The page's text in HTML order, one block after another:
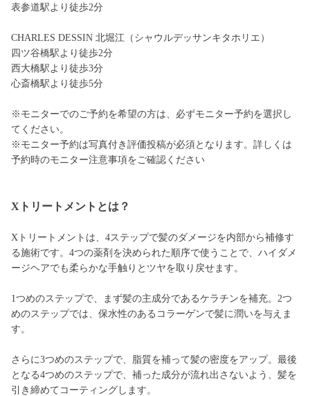
表参道駅より徒歩2分
CHARLES DESSIN 北堀江（シャウルデッサンキタホリエ）
四ツ谷橋駅より徒歩2分
西大橋駅より徒歩3分
心斎橋駅より徒歩5分
※モニターでのご予約を希望の方は、必ずモニター予約を選択し
てください。
※モニター予約は写真付き評価投稿が必須となります。詳しくは
予約時のモニター注意事項をご確認ください
Xトリートメントとは？
Xトリートメントは、4ステップで髪のダメージを内部から補修す
る施術です。4つの薬剤を決められた順序で使うことで、ハイダメ
ージヘアでも柔らかな手触りとツヤを取り戻せます。
1つめのステップで、まず髪の主成分であるケラチンを補充。2つ
めのステップでは、保水性のあるコラーゲンで髪に潤いを与えま
す。
さらに3つめのステップで、脂質を補って髪の密度をアップ。最後
となる4つめのステップで、補った成分が流れ出さないよう、髪を
引き締めてコーティングします。